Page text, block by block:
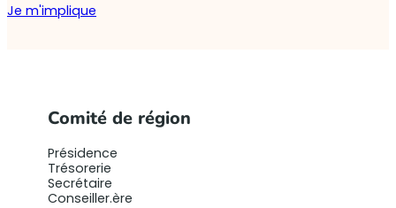
Je m'implique
Comité de région
Présidence
Trésorerie
Secrétaire
Conseiller.ère